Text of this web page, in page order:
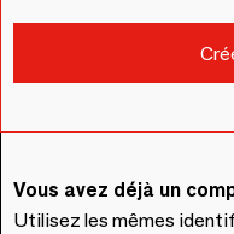
Vous avez déjà un
Utilisez les mêmes